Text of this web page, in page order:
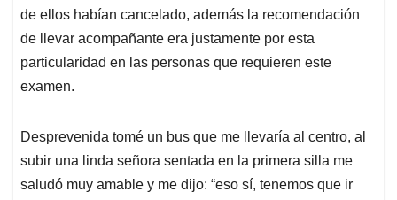
de ellos habían cancelado, además la recomendación
de llevar acompañante era justamente por esta
particularidad en las personas que requieren este
examen.
Desprevenida tomé un bus que me llevaría al centro, al
subir una linda señora sentada en la primera silla me
saludó muy amable y me dijo: “eso sí, tenemos que ir